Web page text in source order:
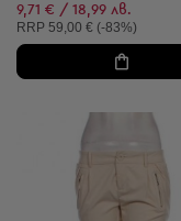
9,71 € / 18,99 лв.
Препоръчителна цена:
RRP 59,00 € (-83%)